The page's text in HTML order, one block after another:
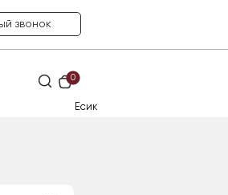
звонок
0
Есик